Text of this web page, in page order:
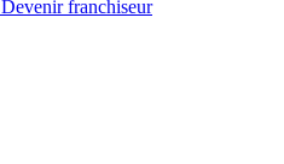
Devenir franchiseur